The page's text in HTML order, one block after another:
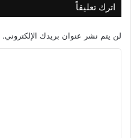
اترك تعليقاً
لن يتم نشر عنوان بريدك الإلكتروني.